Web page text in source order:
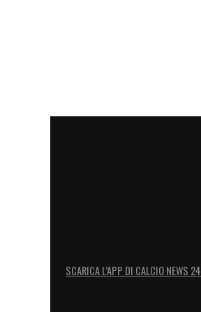
SCARICA L’APP DI CALCIO NEWS 24